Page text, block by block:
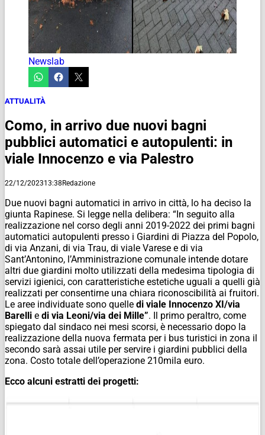
Newslab
ATTUALITÀ
Como, in arrivo due nuovi bagni
pubblici automatici e autopulenti: in
viale Innocenzo e via Palestro
22/12/202313:38Redazione
Due nuovi bagni automatici in arrivo in città, lo ha deciso la
giunta Rapinese. Si legge nella delibera: “In seguito alla
realizzazione nel corso degli anni 2019-2022 dei primi bagni
automatici autopulenti presso i Giardini di Piazza del Popolo,
di via Anzani, di via Trau, di viale Varese e di via
Sant’Antonino, l’Amministrazione comunale intende dotare
altri due giardini molto utilizzati della medesima tipologia di
servizi igienici, con caratteristiche estetiche uguali a quelli già
realizzati per consentirne una chiara riconoscibilità ai fruitori.
Le aree individuate sono quelle di viale Innocenzo XI/via
Barelli e di via Leoni/via dei Mille”. Il primo peraltro, come
spiegato dal sindaco nei mesi scorsi, è necessario dopo la
realizzazione della nuova fermata per i bus turistici in zona il
secondo sarà assai utile per servire i giardini pubblici della
zona. Costo totale dell’operazione 210mila euro.
Ecco alcuni estratti dei progetti: